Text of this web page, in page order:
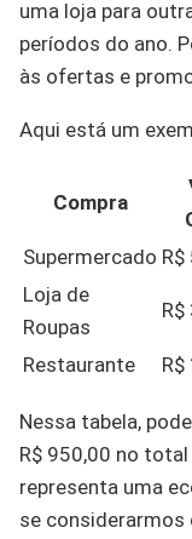
uma loja para
períodos do ano.
às ofertas e
Aqui está um
Compra
Supermercado
Loja de
Roupas
Restaurante
Nessa tabela,
R$ 950,00 no
representa uma
se considerarmos